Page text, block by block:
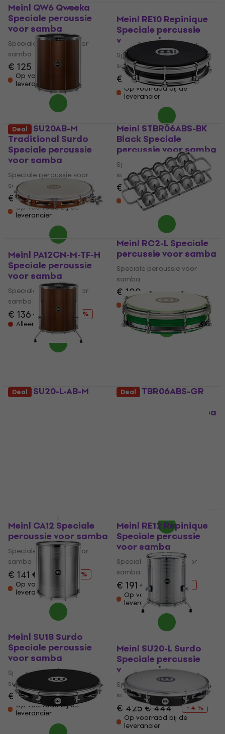
Meinl QW6 Qweeka
Speciale percussie
voor samba
Speciale percussie voor
samba
€ 125
Op voorraad bij de
leverancier
Meinl RE10 Repinique
Speciale percussie
voor samba
Speciale percussie voor
samba
€ 150€ 161
- 7 %
Op voorraad bij de
leverancier
Meinl SU20AB-M
Traditional Surdo
Speciale percussie
voor samba
Speciale percussie voor
samba
€ 486
Op voorraad bij de
leverancier
Meinl STBR06ABS-BK
Black Speciale
percussie voor samba
Speciale percussie voor
samba
€ 36,90€ 37,40
Op voorraad bij de
leverancier
Deal
Meinl PA12CN-M-TF-H
Speciale percussie
voor samba
Speciale percussie voor
samba
€ 136€ 151
- 10 %
Alleen op bestelling
Meinl RC2-L Speciale
percussie voor samba
Speciale percussie voor
samba
€ 100
Op voorraad bij de
leverancier
Meinl SU20-L-AB-M
Traditional Stand
Meinl TBR06ABS-GR
Green Speciale
percussie voor samba
Deal
Meinl CA12 Speciale
percussie voor samba
Speciale percussie voor
samba
€ 141 € 150
- 6 %
Op voorraad bij de
leverancier
Deal
Meinl RE12 Repinique
Speciale percussie
voor samba
Speciale percussie voor
samba
€ 191 € 211
- 9 %
Op voorraad bij de
leverancier
Meinl SU18 Surdo
Speciale percussie
voor samba
Speciale percussie voor
samba
€ 333€ 343
Op voorraad bij de
leverancier
Meinl SU20-L Surdo
Speciale percussie
voor samba
Speciale percussie voor
samba
€ 425€ 444
- 4 %
Op voorraad bij de
leverancier